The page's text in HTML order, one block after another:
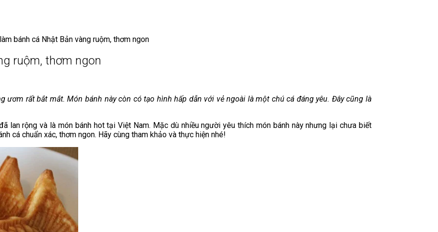
bánh cá Nhật Bản vàng ruộm, thơm ngon
ruộm, thơm ngon
ươm rất bắt mắt. Món bánh này còn có tạo hình hấp dẫn với vẻ ngoài là một chú cá đáng yêu. Đây cũng là
lan rộng và là món bánh hot tại Việt Nam. Mặc dù nhiều người yêu thích món bánh này nhưng lại chưa biết
cá chuẩn xác, thơm ngon. Hãy cùng tham khảo và thực hiện nhé!